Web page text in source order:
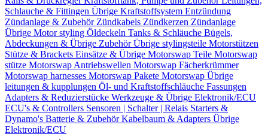
Schlauche & Fittingen Übrige Kraftstoffsystem Entzündung
Zündanlage & Zubehör Zündkabels Zündkerzen Zündanlage
Übrige Motor styling Öldeckeln Tanks & Schläuche Bügels,
Abdeckungen & Übrige ZubehörÜbrige stylingsteile Motorstützen
Stütze & Brackets Einsätze & Übrige Motorswap Teile Motorswap
stütze Motorswap Antriebswellen Motorswap Fächerkrümmer
Motorswap harnesses Motorswap Pakete Motorswap Übrige
leitungen & kupplungen Öl- und Kraftstoffschläuche Fassungen
Adapters & Reduzierstücke Werkzeuge & Übrige Elektronik/ECU
ECU's & Controllers Sensoren | Schalter | Relais Starters &
Dynamo's Batterie & ZubehörKabelbaum & Adapters Übrige
Elektronik/ECU